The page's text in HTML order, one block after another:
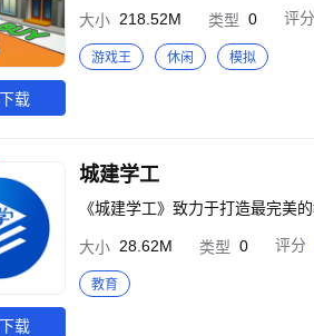
载
大小 218.52M 类型 0 评分
游戏王 休闲 模拟
载
城建学工
《城建学工》致力于打造最完美
大小 28.62M 类型 0 评分
教育